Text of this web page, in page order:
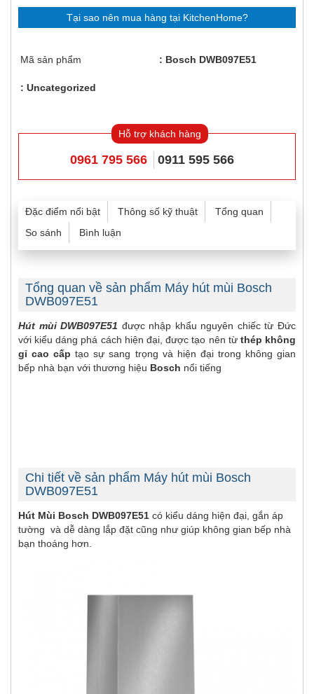
Tại sao nên mua hàng tại KitchenHome?
Mã sản phẩm Bosch DWB097E51
Uncategorized
Hỗ trợ khách hàng
0961 795 566 0911 595 566
Đặc điểm nổi bật Thông số kỹ thuật
Tổng quan
So sánh
Bình luận
Tổng quan về sản phẩm Máy hút mùi Bosch
DWB097E51
Hút mùi DWB097E51 được nhập khẩu nguyên chiếc từ Đức
với kiểu dáng phá cách hiện đại, được tạo nên từ thép không
gỉ cao cấp tạo sự sang trọng và hiện đại trong không gian
bếp nhà bạn với thương hiệu Bosch nổi tiếng
Chi tiết về sản phẩm Máy hút mùi Bosch
DWB097E51
Hút Mùi Bosch DWB097E51 có kiểu dáng hiện đại, gắn áp
tường và dễ dàng lắp đặt cũng như giúp không gian bếp nhà
bạn thoáng hơn.